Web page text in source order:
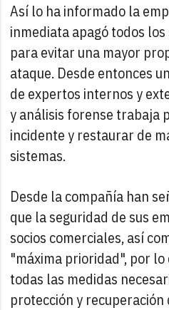
Así lo ha informado la
inmediata apagó todos
para evitar una mayor
ataque. Desde entonces
de expertos internos y
y análisis forense trabaja
incidente y restaurar de
sistemas.
Desde la compañía han
que la seguridad de sus
socios comerciales, así
"máxima prioridad", por
todas las medidas
protección y recuperación